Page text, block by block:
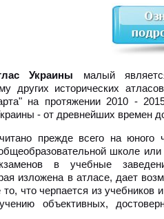
Украины малый
других исторических
на протяжении 2010 -
- от древнейших времен
прежде всего на юного
школе или
в учебные
изложена в атласе, дает
что черпается из учебников
объективных,